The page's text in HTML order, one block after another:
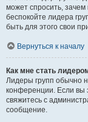
может спросить,
беспокойте лидера
быть для этого свои
Вернуться к началу
Как мне стать
Лидеры групп обычно
конференции. Если вы
свяжитесь с
сообщение.